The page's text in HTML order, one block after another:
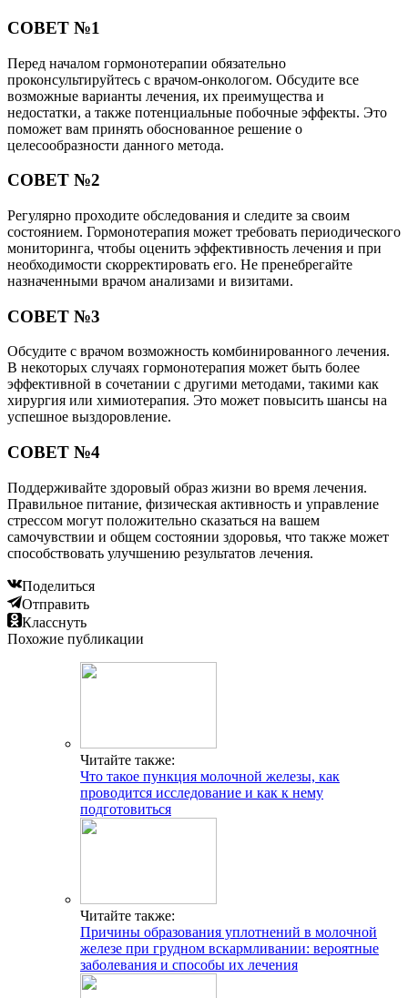
СОВЕТ №1
Перед началом гормонотерапии обязательно
проконсультируйтесь с врачом-онкологом. Обсудите все
возможные варианты лечения, их преимущества и
недостатки, а также потенциальные побочные эффекты. Это
поможет вам принять обоснованное решение о
целесообразности данного метода.
СОВЕТ №2
Регулярно проходите обследования и следите за своим
состоянием. Гормонотерапия может требовать периодического
мониторинга, чтобы оценить эффективность лечения и при
необходимости скорректировать его. Не пренебрегайте
назначенными врачом анализами и визитами.
СОВЕТ №3
Обсудите с врачом возможность комбинированного лечения.
В некоторых случаях гормонотерапия может быть более
эффективной в сочетании с другими методами, такими как
хирургия или химиотерапия. Это может повысить шансы на
успешное выздоровление.
СОВЕТ №4
Поддерживайте здоровый образ жизни во время лечения.
Правильное питание, физическая активность и управление
стрессом могут положительно сказаться на вашем
самочувствии и общем состоянии здоровья, что также может
способствовать улучшению результатов лечения.
Поделиться
Отправить
Класснуть
Похожие публикации
Читайте также:
Что такое пункция молочной железы, как
проводится исследование и как к нему
подготовиться
Читайте также:
Причины образования уплотнений в молочной
железе при грудном вскармливании: вероятные
заболевания и способы их лечения